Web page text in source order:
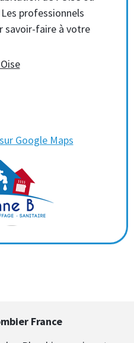
professionnels
savoir-faire à votre
Google Maps
France